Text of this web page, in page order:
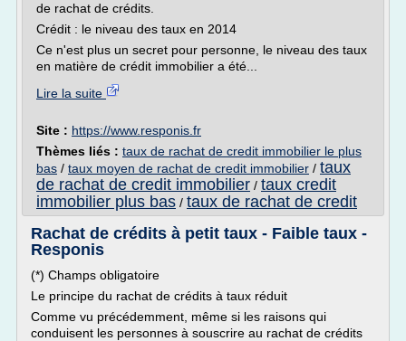
de rachat de crédits.
Crédit : le niveau des taux en 2014
Ce n'est plus un secret pour personne, le niveau des taux
en matière de crédit immobilier a été...
Lire la suite
Site : https://www.responis.fr
Thèmes liés : taux de rachat de credit immobilier le plus
bas / taux moyen de rachat de credit immobilier / taux
de rachat de credit immobilier / taux credit
immobilier plus bas / taux de rachat de credit
Rachat de crédits à petit taux - Faible taux -
Responis
(*) Champs obligatoire
Le principe du rachat de crédits à taux réduit
Comme vu précédemment, même si les raisons qui
conduisent les personnes à souscrire au rachat de crédits